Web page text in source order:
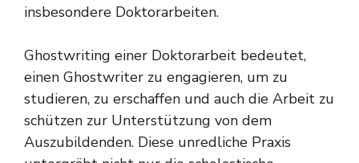
insbesondere Doktorarbeiten.
Ghostwriting einer Doktorarbeit bedeutet,
einen Ghostwriter zu engagieren, um zu
studieren, zu erschaffen und auch die Arbeit zu
schützen zur Unterstützung von dem
Auszubildenden. Diese unredliche Praxis